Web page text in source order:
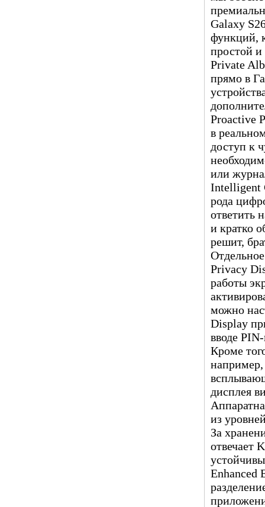
Galaxy
функций,
простой и
Private
прямо в
Proactive
в
доступ к
или
Intelligent
рода
ответить
и кратко
решит,
Privacy
работы
можно
Display
вводе
Кроме
дисплея
из
За
отвечает
Enhanced